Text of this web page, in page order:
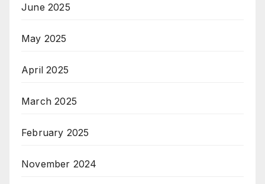
June 2025
May 2025
April 2025
March 2025
February 2025
November 2024